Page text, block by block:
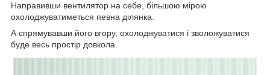
Направивши вентилятор на себе, більшою мірою
охолоджуватиметься певна ділянка.
А спрямувавши його вгору, охолоджуватися і зволожуватися
буде весь простір довкола.